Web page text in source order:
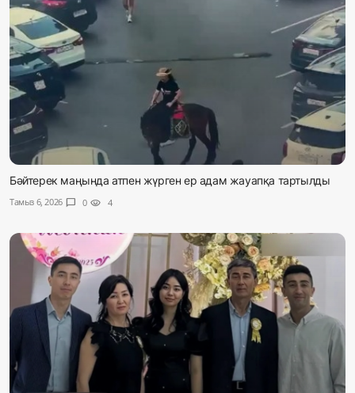
Бәйтерек маңында атпен жүрген ер адам жауапқа тартылды
Тамыз 6, 2026 chat_bubble 0 visibility 4